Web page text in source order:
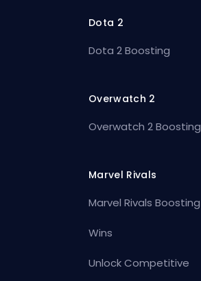
Dota 2
Dota 2 Boosting
Overwatch 2
Overwatch 2 Boosting
Marvel Rivals
Marvel Rivals Boosting
Wins
Unlock Competitive